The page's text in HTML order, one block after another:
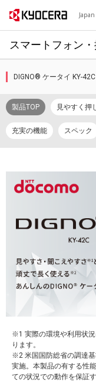
Japan
スマートフォン
DIGNO® ケータイ KY-42C
製品TOP 見やすく押
充実の機能 スペック
※1 実際の環境や利用状
ります。
※2 米国国防総省の調達基
実施。本製品の有する性
ての状況での動作を保証